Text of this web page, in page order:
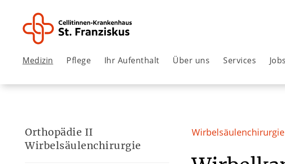
Medizin Pflege Ihr Aufenthalt Über uns Services Jobs
Orthopädie II
Wirbelsäulenchirurgie
Wirbelsäulenchirurgie